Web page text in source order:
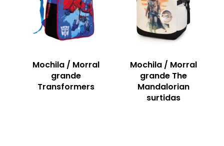
Mochila / Morral
grande The
Mandalorian
surtidas
Mochila / Morral
grande
Transformers